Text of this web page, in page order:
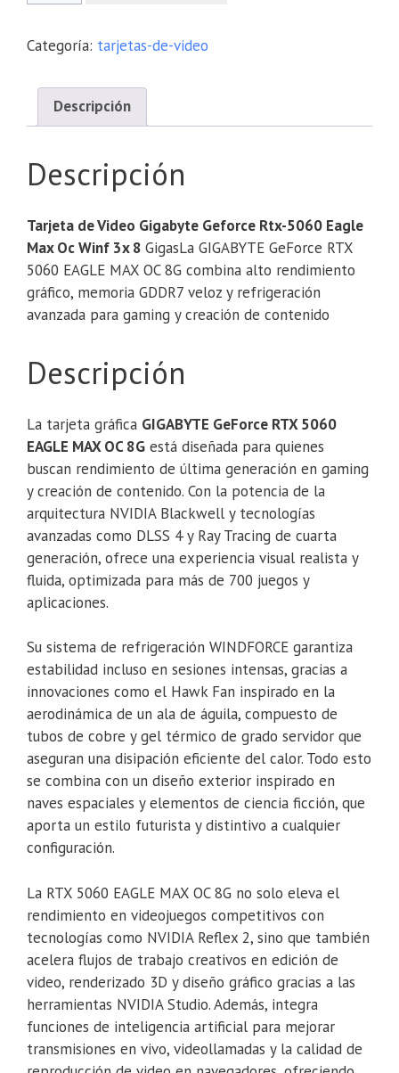
Categoría: tarjetas-de-video
Descripción
Descripción
Tarjeta de Video Gigabyte Geforce Rtx-5060 Eagle
Max Oc Winf 3x 8 GigasLa GIGABYTE GeForce RTX
5060 EAGLE MAX OC 8G combina alto rendimiento
gráfico, memoria GDDR7 veloz y refrigeración
avanzada para gaming y creación de contenido
Descripción
La tarjeta gráfica GIGABYTE GeForce RTX 5060
EAGLE MAX OC 8G está diseñada para quienes
buscan rendimiento de última generación en gaming
y creación de contenido. Con la potencia de la
arquitectura NVIDIA Blackwell y tecnologías
avanzadas como DLSS 4 y Ray Tracing de cuarta
generación, ofrece una experiencia visual realista y
fluida, optimizada para más de 700 juegos y
aplicaciones.
Su sistema de refrigeración WINDFORCE garantiza
estabilidad incluso en sesiones intensas, gracias a
innovaciones como el Hawk Fan inspirado en la
aerodinámica de un ala de águila, compuesto de
tubos de cobre y gel térmico de grado servidor que
aseguran una disipación eficiente del calor. Todo esto
se combina con un diseño exterior inspirado en
naves espaciales y elementos de ciencia ficción, que
aporta un estilo futurista y distintivo a cualquier
configuración.
La RTX 5060 EAGLE MAX OC 8G no solo eleva el
rendimiento en videojuegos competitivos con
tecnologías como NVIDIA Reflex 2, sino que también
acelera flujos de trabajo creativos en edición de
video, renderizado 3D y diseño gráfico gracias a las
herramientas NVIDIA Studio. Además, integra
funciones de inteligencia artificial para mejorar
transmisiones en vivo, videollamadas y la calidad de